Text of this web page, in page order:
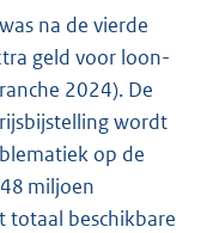
na de vierde
geld voor loon-
2024). De
wordt
op de
miljoen
totaal beschikbare